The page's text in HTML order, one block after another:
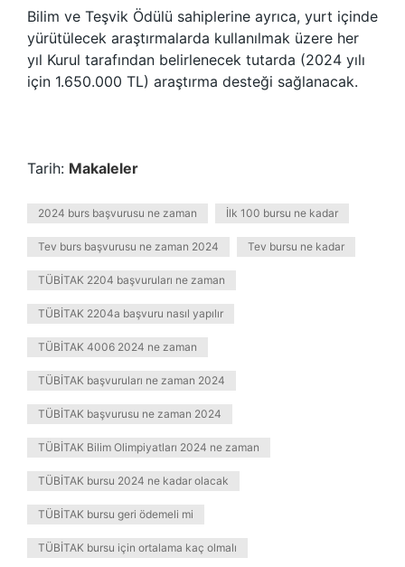
Bilim ve Teşvik Ödülü sahiplerine ayrıca, yurt içinde
yürütülecek araştırmalarda kullanılmak üzere her
yıl Kurul tarafından belirlenecek tutarda (2024 yılı
için 1.650.000 TL) araştırma desteği sağlanacak.
Tarih: Makaleler
2024 burs başvurusu ne zaman İlk 100 bursu ne kadar
Tev burs başvurusu ne zaman 2024 Tev bursu ne kadar
TÜBİTAK 2204 başvuruları ne zaman
TÜBİTAK 2204a başvuru nasıl yapılır
TÜBİTAK 4006 2024 ne zaman
TÜBİTAK başvuruları ne zaman 2024
TÜBİTAK başvurusu ne zaman 2024
TÜBİTAK Bilim Olimpiyatları 2024 ne zaman
TÜBİTAK bursu 2024 ne kadar olacak
TÜBİTAK bursu geri ödemeli mi
TÜBİTAK bursu için ortalama kaç olmalı